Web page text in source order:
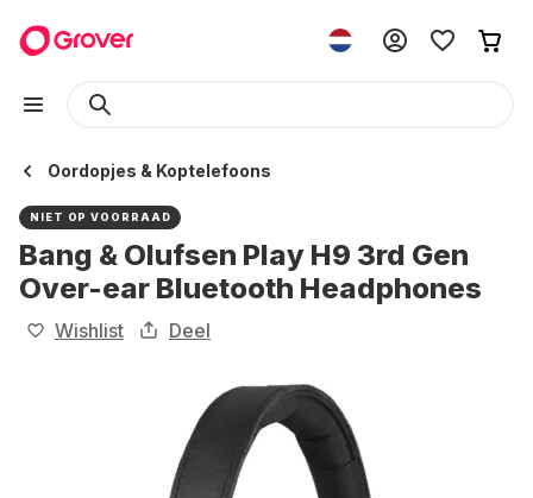
Oordopjes & Koptelefoons
NIET OP VOORRAAD
Bang & Olufsen Play H9 3rd Gen
Over-ear Bluetooth Headphones
Wishlist Deel